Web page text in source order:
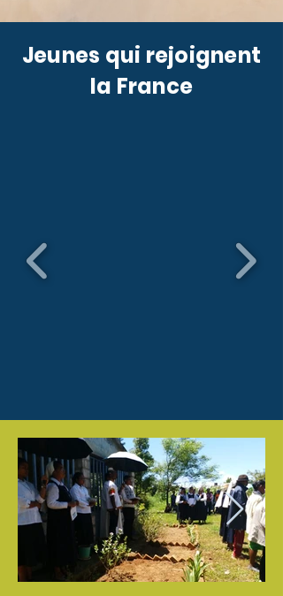
Jeunes qui rejoignent
la France